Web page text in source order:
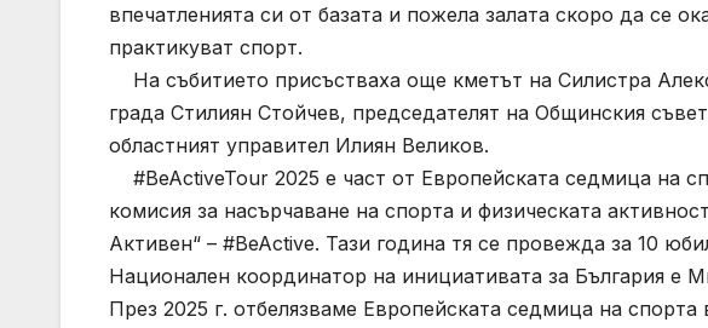
впечатленията си от базата и пожела залата скоро да се
практикуват спорт.
На събитието присъстваха още кметът на Силистра
града Стилиян Стойчев, председателят на Общинския
областният управител Илиян Великов.
#BeActiveTour 2025 е част от Европейската седмица на
комисия за насърчаване на спорта и физическата
Активен“ – #BeActive. Тази година тя се провежда за 10
Национален координатор на инициативата за България е
През 2025 г. отбелязваме Европейската седмица на